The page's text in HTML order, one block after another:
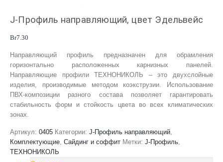
J-Профиль направляющий, цвет Эдельвейс
Br7.30
Направляющий профиль предназначен для обрамления
горизонтально расположенных карнизных панелей.
Направляющие профили ТЕХНОНИКОЛЬ – это двухслойные
изделия, производимые методом коэкструзии. Использование
ПВХ-композиции разного состава позволяет гарантировать
стабильность форм и стойкость цвета во всех климатических
зонах.
Артикул: 0405 Категории: J-Профиль направляющий,
Комплектующие, Сайдинг и соффит Метки: J-Профиль,
ТЕХНОНИКОЛЬ